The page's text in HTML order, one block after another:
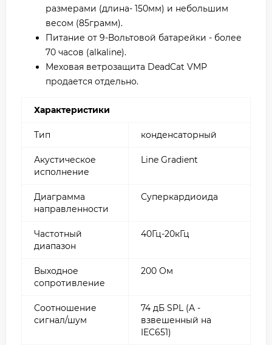
размерами (длина- 150мм) и небольшим
весом (85грамм).
Питание от 9-Вольтовой батарейки - более
70 часов (alkaline) .
Меховая ветрозащита DeadCat VMP
продается отдельно.
Характеристики
Тип конденсаторный
Акустическое
исполнение
Line Gradient
Диаграмма
направленности
Суперкардиоида
Частотный
диапазон
40Гц-20кГц
Выходное
сопротивление
200 Ом
Соотношение
сигнал/шум
74 дБ SPL (A -
взвешенный на
IEC651)